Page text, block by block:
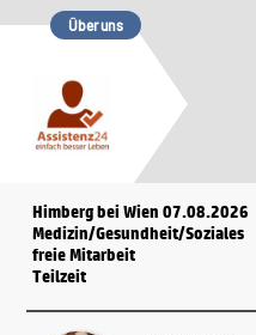
Über uns
Himberg bei Wien 07.08.2026
Medizin/Gesundheit/Soziales
freie Mitarbeit
Teilzeit